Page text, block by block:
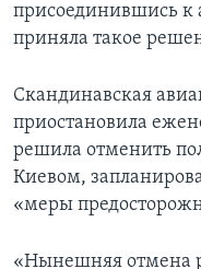
присоединившись к
приняла такое
Скандинавская
приостановила
решила отменить
Киевом,
«меры
«Нынешняя отмена